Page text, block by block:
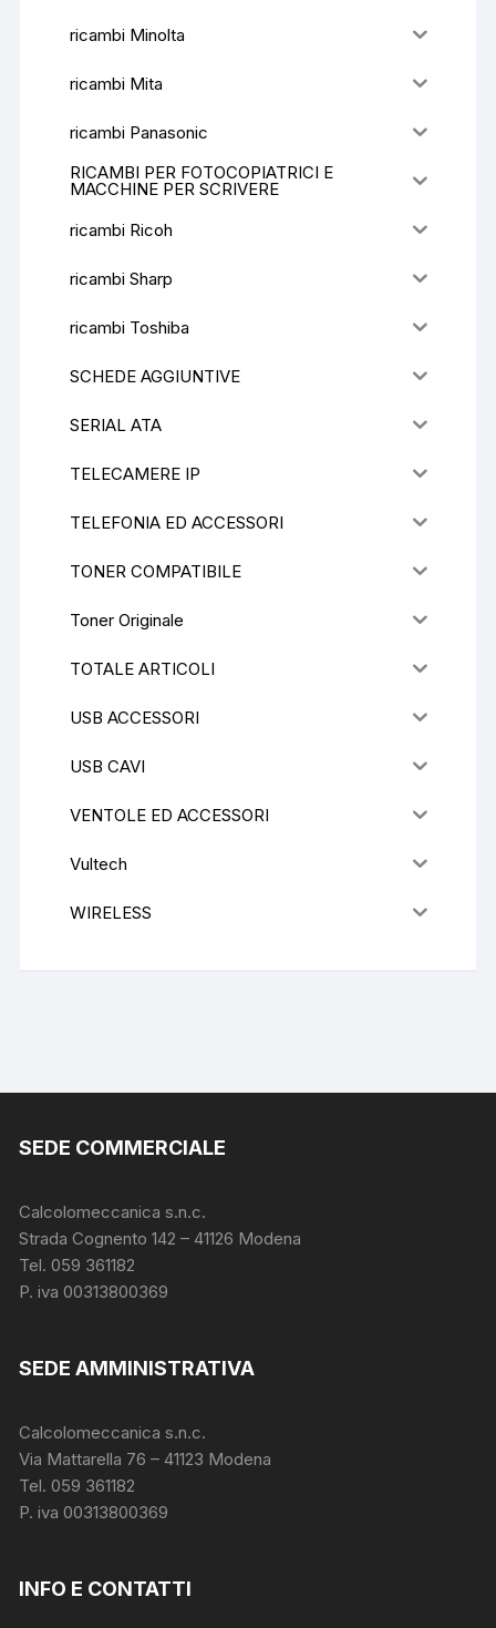
ricambi Minolta
ricambi Mita
ricambi Panasonic
RICAMBI PER FOTOCOPIATRICI E
MACCHINE PER SCRIVERE
ricambi Ricoh
ricambi Sharp
ricambi Toshiba
SCHEDE AGGIUNTIVE
SERIAL ATA
TELECAMERE IP
TELEFONIA ED ACCESSORI
TONER COMPATIBILE
Toner Originale
TOTALE ARTICOLI
USB ACCESSORI
USB CAVI
VENTOLE ED ACCESSORI
Vultech
WIRELESS
SEDE COMMERCIALE
Calcolomeccanica s.n.c.
Strada Cognento 142 – 41126 Modena
Tel. 059 361182
P. iva 00313800369
SEDE AMMINISTRATIVA
Calcolomeccanica s.n.c.
Via Mattarella 76 – 41123 Modena
Tel. 059 361182
P. iva 00313800369
INFO E CONTATTI